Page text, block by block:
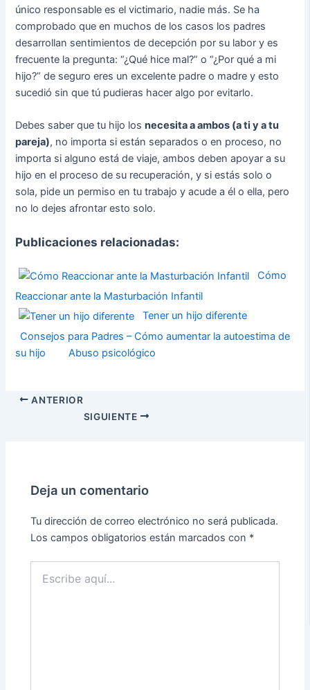
único responsable es el victimario, nadie más. Se ha
comprobado que en muchos de los casos los padres
desarrollan sentimientos de decepción por su labor y es
frecuente la pregunta: “¿Qué hice mal?” o “¿Por qué a mi
hijo?” de seguro eres un excelente padre o madre y esto
sucedió sin que tú pudieras hacer algo por evitarlo.
Debes saber que tu hijo losnecesita a ambos (a ti y a tu
pareja), no importa si están separados o en proceso, no
importa si alguno está de viaje, ambos deben apoyar a su
hijo en el proceso de su recuperación, y si estás solo o
sola, pide un permiso en tu trabajo y acude a él o ella, pero
no lo dejes afrontar esto solo.
Publicaciones relacionadas:
Cómo
Reaccionar ante la Masturbación Infantil
Tener un hijo diferente
Consejos para Padres – Cómo aumentar la autoestima de
su hijo
Abuso psicológico
ANTERIOR
SIGUIENTE
Deja un comentario
Tu dirección de correo electrónico no será publicada.
Los campos obligatorios están marcados con *
aquí...